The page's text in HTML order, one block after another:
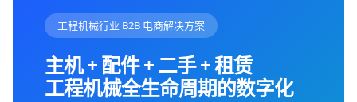
工程机械行业 B2B 电商解决方案
主机 + 配件 + 二手 + 租赁
工程机械全生命周期的数字化